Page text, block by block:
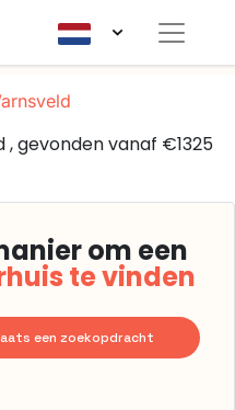
, gevonden vanaf €1325
om een
te vinden
een zoekopdracht